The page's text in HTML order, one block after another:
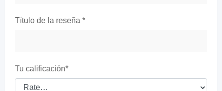
Título de la reseña *
Tu calificación*